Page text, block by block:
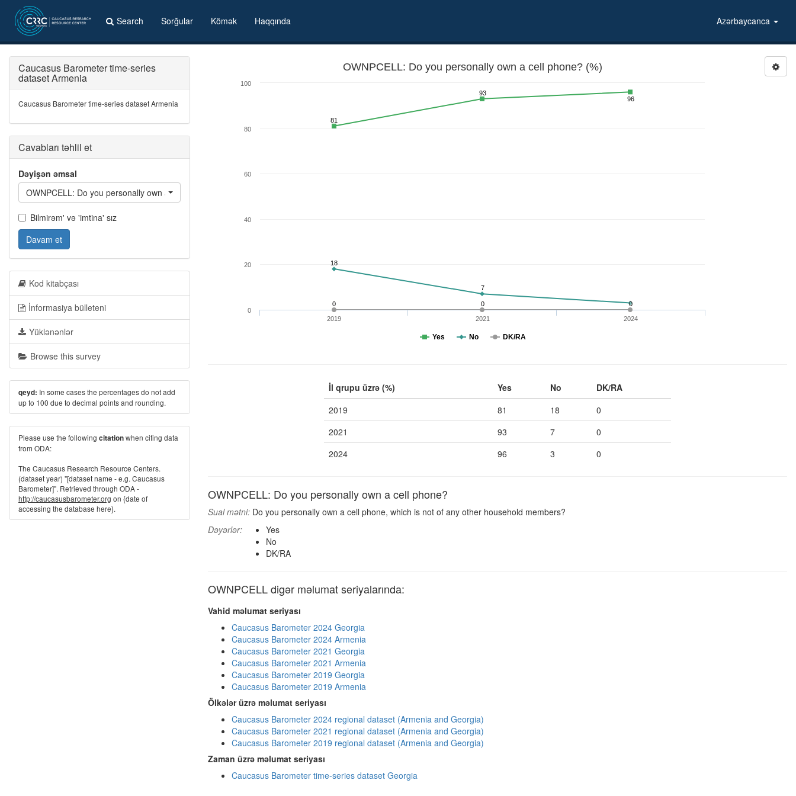
Search Sorğular Kömək Haqqında Azərbaycanca
OWNPCELL: Do you personally own a cell phone? (%)
0 0 0
18
7
81
93
96
Yes No DK/RA
2019 2021 2024
0
20
40
60
80
100
İl qrupu üzrə (%) Yes No
DK/RA
2019
81 18
0
2021
93 7
0
2024
96 3 0
OWNPCELL: Do you personally own a cell phone?
Sual mətni: Do you personally own a cell phone, which is not of any other household members?
Dəyərlər:
Yes
No
DK/RA
OWNPCELL digər məlumat seriyalarında:
Vahid məlumat seriyası
Caucasus Barometer 2024 Georgia
Caucasus Barometer 2024 Armenia
Caucasus Barometer 2021 Georgia
Caucasus Barometer 2021 Armenia
Caucasus Barometer 2019 Georgia
Caucasus Barometer 2019 Armenia
Ölkələr üzrə məlumat seriyası
Caucasus Barometer 2024 regional dataset (Armenia and Georgia)
Caucasus Barometer 2021 regional dataset (Armenia and Georgia)
Caucasus Barometer 2019 regional dataset (Armenia and Georgia)
Zaman üzrə məlumat seriyası
Caucasus Barometer time-series dataset Georgia
Caucasus Barometer time-series
dataset Armenia
Caucasus Barometer time-series dataset Armenia
Cavabları təhlil et
Dəyişən əmsal
OWNPCELL: Do you personally own a cell phone?
Bilmirəm' və 'imtina' sız
Davam et
Kod kitabçası
İnformasiya bülleteni
Yüklənənlər
Browse this survey
qeyd: In some cases the percentages do not add
up to 100 due to decimal points and rounding.
Please use the following citationwhen citing data
from ODA:
The Caucasus Research Resource Centers.
(dataset year) "[dataset name - e.g. Caucasus
Barometer]". Retrieved through ODA -
http://caucasusbarometer.org on {date of
accessing the database here}.